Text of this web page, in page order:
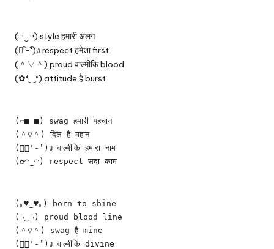
(¬‿¬) style हमारी अलग
(ง︡’-‘︠)ง respect हमेशा first
(＾▽＾) proud वाल्मीकि blood
(✿❛‿❛) attitude है burst
(⌐■_■) swag हमारी पहचान
(＾▽＾) दिल है महान
(ง︡'-'︠)ง वाल्मीकि हमारा नाम
(✿◠‿◠) respect सदा काम
(｡♥‿♥｡) born to shine
(¬‿¬) proud blood line
(＾▽＾) swag है mine
(ง︡'-'︠)ง वाल्मीकि divine